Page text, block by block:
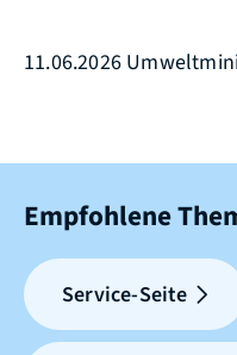
11.06.2026
Empfohlene
Service-Seite